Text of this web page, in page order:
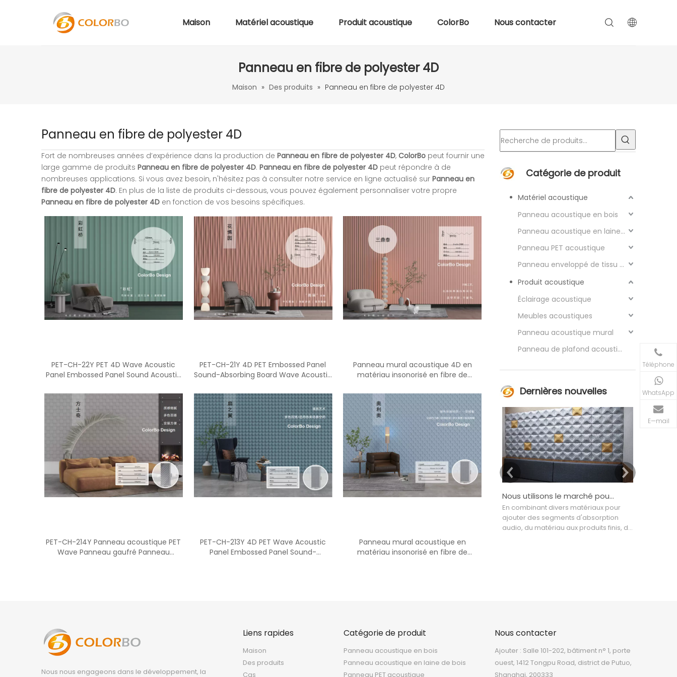
Maison Matériel acoustique Produit acoustique ColorBo Nous contacter
Panneau en fibre de polyester 4D
Maison » Des produits » Panneau en fibre de polyester 4D
Panneau en fibre de polyester 4D
Fort de nombreuses années d’expérience dans la production de Panneau en fibre de polyester 4D, ColorBo peut fournir une
large gamme de produits Panneau en fibre de polyester 4D. Panneau en fibre de polyester 4D peut répondre à de
nombreuses applications. Si vous avez besoin, n'hésitez pas à consulter notre service en ligne actualisé sur Panneau en
fibre de polyester 4D. En plus de la liste de produits ci-dessous, vous pouvez également personnaliser votre propre
Panneau en fibre de polyester 4D en fonction de vos besoins spécifiques.
PET-CH-22Y PET 4D Wave Acoustic
Panel Embossed Panel Sound Acoustic
PET-CH-21Y 4D PET Embossed Panel
Sound-Absorbing Board Wave Acoustic
Panneau mural acoustique 4D en
matériau insonorisé en fibre de
PET-CH-214Y Panneau acoustique PET
Wave Panneau gaufré Panneau
PET-CH-213Y 4D PET Wave Acoustic
Panel Embossed Panel Sound-
Panneau mural acoustique en
matériau insonorisé en fibre de
Catégorie de produit
Matériel acoustique
Panneau acoustique en bois
Panneau acoustique en laine de bois
Panneau PET acoustique
Panneau enveloppé de tissu acoustique
Produit acoustique
Éclairage acoustique
Meubles acoustiques
Panneau acoustique mural
Panneau de plafond acoustique
Dernières nouvelles
Nous utilisons le marché pour piloter la conception, la conception pour améliorer la technologie
En combinant divers matériaux pour
ajouter des segments d'absorption
audio, du matériau aux produits finis, de
< >
Téléphone
WhatsApp
E—mail
Nous nous engageons dans le développement, la
Liens rapides
Maison
Des produits
Cas
Catégorie de produit
Panneau acoustique en bois
Panneau acoustique en laine de bois
Panneau PET acoustique
Nous contacter
Ajouter : Salle 101-202, bâtiment n° 1, porte
ouest, 1412 Tongpu Road, district de Putuo,
Shanghai, 200333